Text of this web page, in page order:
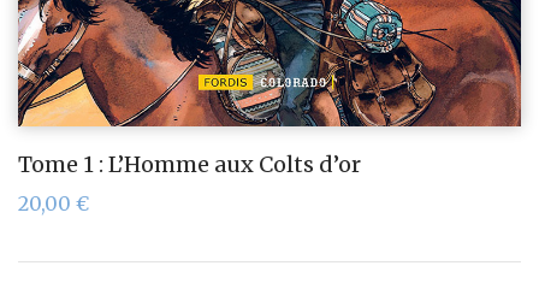
Tome 1 : L’Homme aux Colts d’or
20,00 €